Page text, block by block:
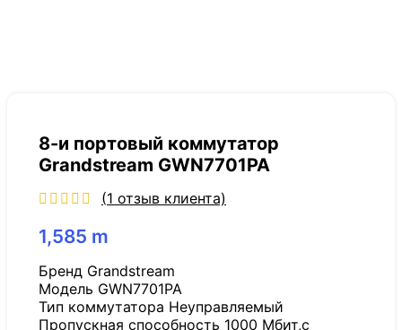
8-и портовый коммутатор
Grandstream GWN7701PA
(1 отзыв клиента)
1,585 m
Бренд Grandstream
Модель GWN7701PA
Тип коммутатора Неуправляемый
Пропускная способность 1000 Мбит,с